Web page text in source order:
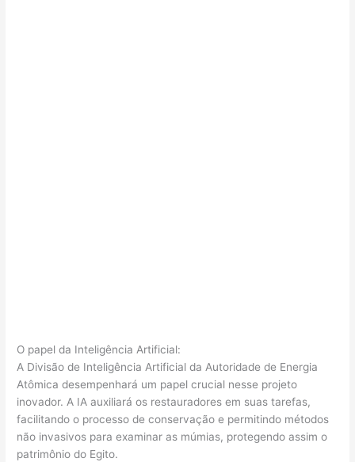
O papel da Inteligência Artificial:
A Divisão de Inteligência Artificial da Autoridade de Energia
Atômica desempenhará um papel crucial nesse projeto
inovador. A IA auxiliará os restauradores em suas tarefas,
facilitando o processo de conservação e permitindo métodos
não invasivos para examinar as múmias, protegendo assim o
patrimônio do Egito.